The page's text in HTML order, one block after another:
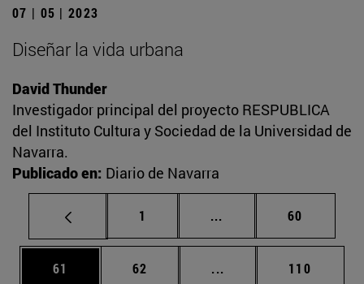
07 | 05 | 2023
Diseñar la vida urbana
David Thunder
Investigador principal del proyecto RESPUBLICA
del Instituto Cultura y Sociedad de la Universidad de
Navarra.
Publicado en: Diario de Navarra
Página
1 ... Páginas intermedias
Página
60
Página
61 Página
62 ... Páginas intermedias
Página
110